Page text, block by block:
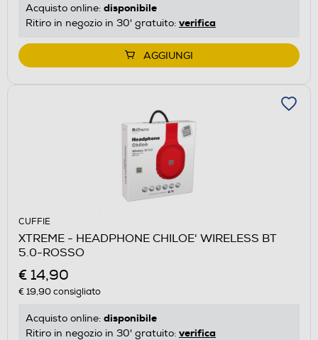
Acquisto online: disponibile
Ritiro in negozio in 30' gratuito: verifica
AGGIUNGI
CUFFIE
XTREME - HEADPHONE CHILOE' WIRELESS BT
5.0-ROSSO
€ 14,90
€ 19,90consigliato
Acquisto online: disponibile
Ritiro in negozio in 30' gratuito: verifica